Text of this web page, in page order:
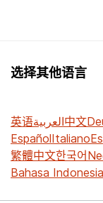
选择其他语言
英语العربية中文
EspañolItaliano
繁體中文한국어
Bahasa Indonesia